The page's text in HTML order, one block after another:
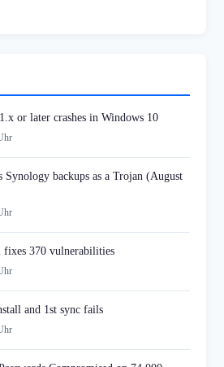
or later crashes in Windows 10
backups as a Trojan (August
fixes 370 vulnerabilities
and 1st sync fails